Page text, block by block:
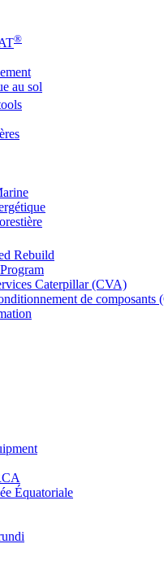
®
au sol
Rebuild
Caterpillar (CVA)
de composants
Équatoriale